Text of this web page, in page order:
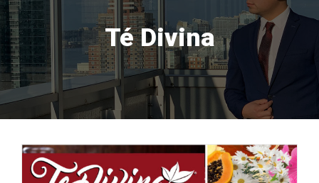
Té Divina